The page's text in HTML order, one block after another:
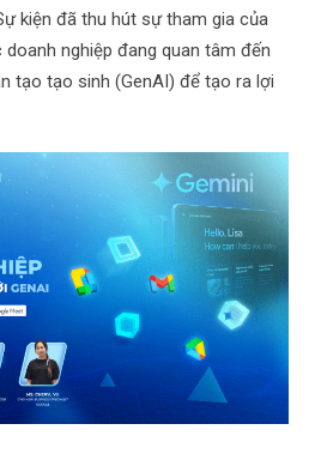
kiện đã thu hút sự tham gia của
nghiệp đang quan tâm đến
tạo tạo sinh (GenAI) để tạo ra lợi